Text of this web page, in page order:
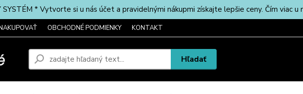
SYSTÉM * Vytvorte si u nás účet a pravidelnými nákupmi získajte lepšie ceny. Čím viac
OBCHODNÉ PODMIENKY KONTAKT
Hľadať